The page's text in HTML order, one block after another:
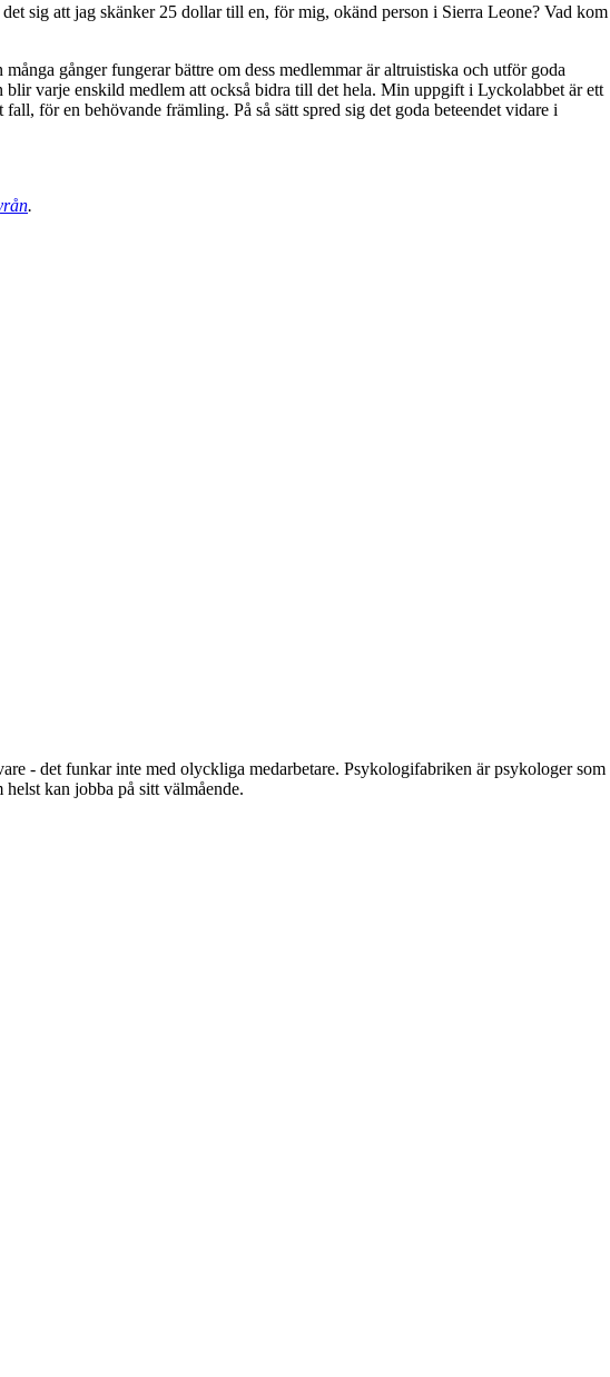
sig att jag skänker 25 dollar till en, för mig, okänd person i Sierra Leone? Vad kom
gånger fungerar bättre om dess medlemmar är altruistiska och utför goda
blir varje enskild medlem att också bidra till det hela. Min uppgift i Lyckolabbet är ett
för en behövande främling. På så sätt spred sig det goda beteendet vidare i
.
- det funkar inte med olyckliga medarbetare. Psykologifabriken är psykologer som
helst kan jobba på sitt välmående.